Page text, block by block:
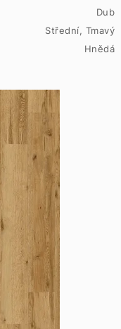
Dub
Střední, Tmavý
Hnědá